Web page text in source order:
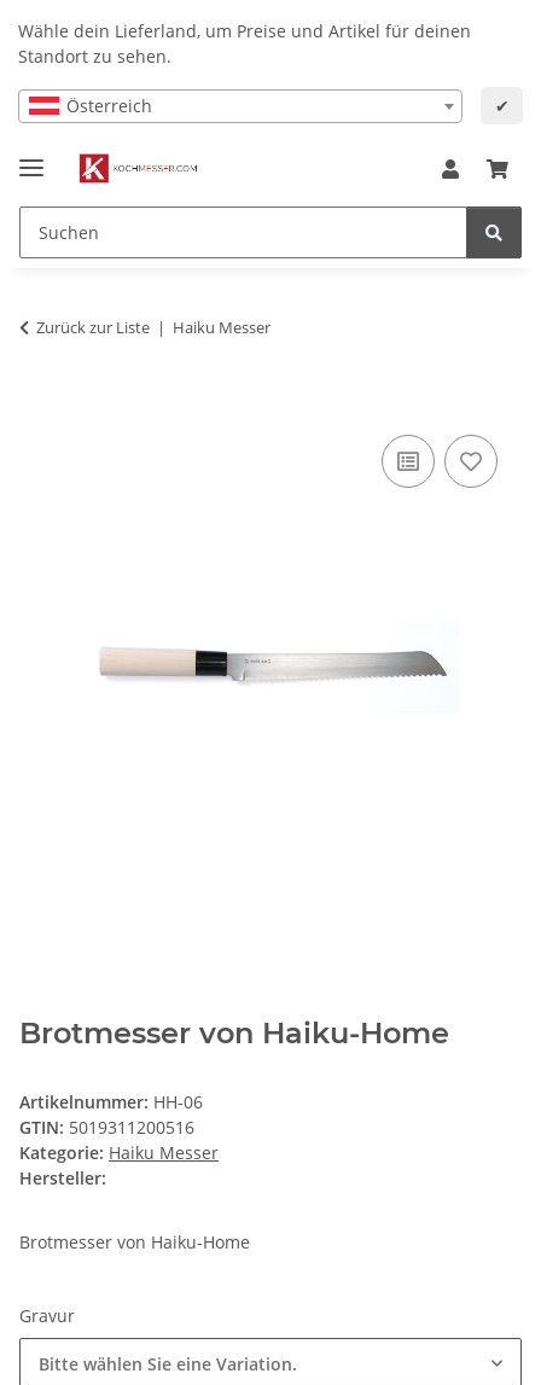
Wähle dein Lieferland, um Preise und Artikel für deinen
Standort zu sehen.
Österreich ✔
Zurück zur Liste Haiku Messer
Brotmesser von Haiku-Home
Artikelnummer: HH-06
GTIN: 5019311200516
Kategorie: Haiku Messer
Hersteller:
Brotmesser von Haiku-Home
Gravur
Bitte wählen Sie eine Variation.